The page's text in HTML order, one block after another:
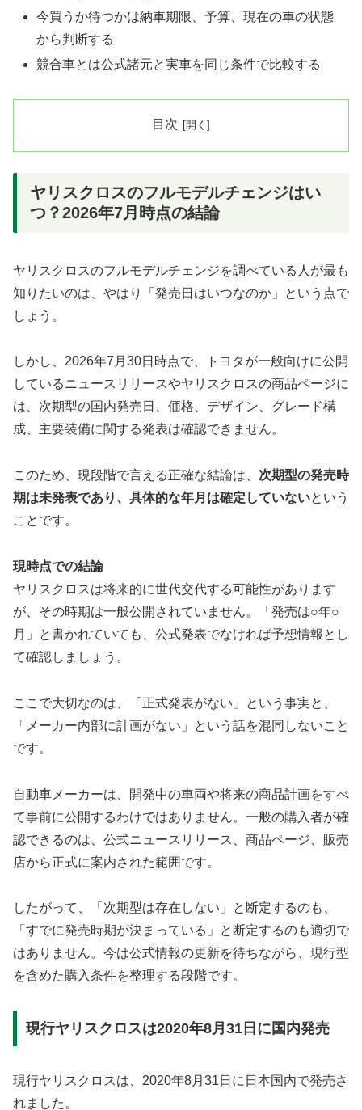
今買うか待つかは納車期限、予算、現在の車の状態
から判断する
競合車とは公式諸元と実車を同じ条件で比較する
目次
ヤリスクロスのフルモデルチェンジはい
つ？2026年7月時点の結論
ヤリスクロスのフルモデルチェンジを調べている人が最も
知りたいのは、やはり「発売日はいつなのか」という点で
しょう。
しかし、2026年7月30日時点で、トヨタが一般向けに公開
しているニュースリリースやヤリスクロスの商品ページに
は、次期型の国内発売日、価格、デザイン、グレード構
成、主要装備に関する発表は確認できません。
このため、現段階で言える正確な結論は、 次期型の発売時
期は未発表であり、具体的な年月は確定していないという
ことです。
現時点での結論
ヤリスクロスは将来的に世代交代する可能性があります
が、その時期は一般公開されていません。「発売は○年○
月」と書かれていても、公式発表でなければ予想情報とし
て確認しましょう。
ここで大切なのは、「正式発表がない」という事実と、
「メーカー内部に計画がない」という話を混同しないこと
です。
自動車メーカーは、開発中の車両や将来の商品計画をすべ
て事前に公開するわけではありません。一般の購入者が確
認できるのは、公式ニュースリリース、商品ページ、販売
店から正式に案内された範囲です。
したがって、「次期型は存在しない」と断定するのも、
「すでに発売時期が決まっている」と断定するのも適切で
はありません。今は公式情報の更新を待ちながら、現行型
を含めた購入条件を整理する段階です。
現行ヤリスクロスは2020年8月31日に国内発売
現行ヤリスクロスは、2020年8月31日に日本国内で発売さ
れました。